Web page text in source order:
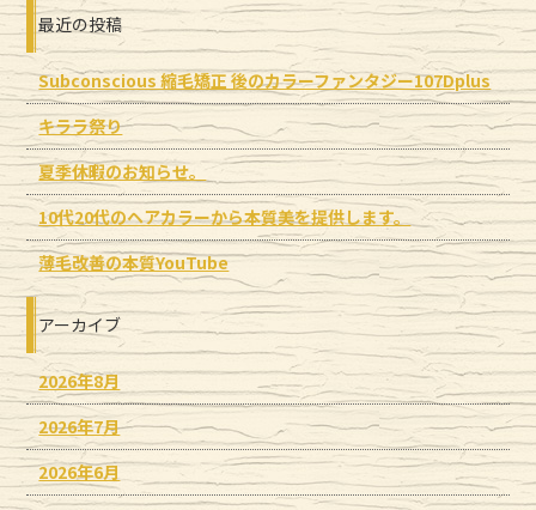
最近の投稿
Subconscious 縮毛矯正 後のカラーファンタジー107Dplus
キララ祭り
夏季休暇のお知らせ。
10代20代のヘアカラーから本質美を提供します。
薄毛改善の本質YouTube
アーカイブ
2026年8月
2026年7月
2026年6月